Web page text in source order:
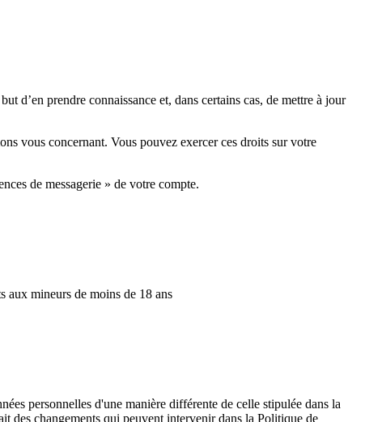
d’en prendre connaissance et, dans certains cas, de mettre à jour
vous concernant. Vous pouvez exercer ces droits sur votre
de messagerie » de votre compte.
aux mineurs de moins de 18 ans
personnelles d'une manière différente de celle stipulée dans la
des changements qui peuvent intervenir dans la Politique de